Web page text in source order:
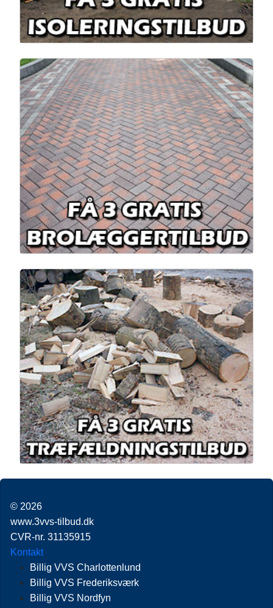
© 2026
www.3vvs-tilbud.dk
CVR-nr. 31135915
Kontakt
Billig VVS Charlottenlund
Billig VVS Frederiksværk
Billig VVS Nordfyn